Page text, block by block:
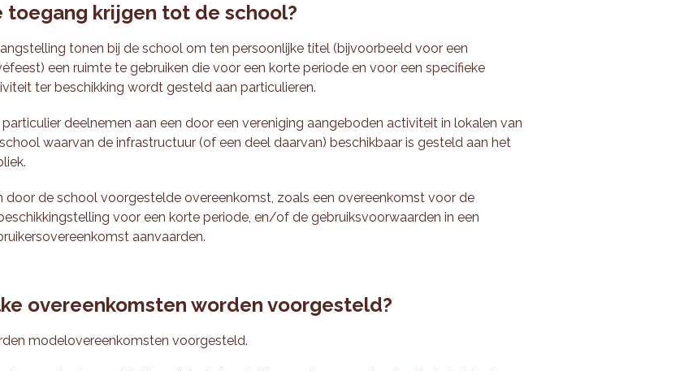
toegang krijgen tot de school?
tonen bij de school om ten persoonlijke titel (bijvoorbeeld voor een
een ruimte te gebruiken die voor een korte periode en voor een specifieke
ter beschikking wordt gesteld aan particulieren.
particulier deelnemen aan een door een vereniging aangeboden activiteit in lokalen van
waarvan de infrastructuur (of een deel daarvan) beschikbaar is gesteld aan het
door de school voorgestelde overeenkomst, zoals een overeenkomst voor de
voor een korte periode, en/of de gebruiksvoorwaarden in een
aanvaarden.
overeenkomsten worden voorgesteld?
modelovereenkomsten voorgesteld.